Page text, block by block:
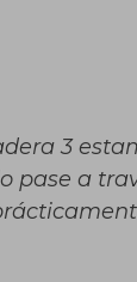
3
pase a